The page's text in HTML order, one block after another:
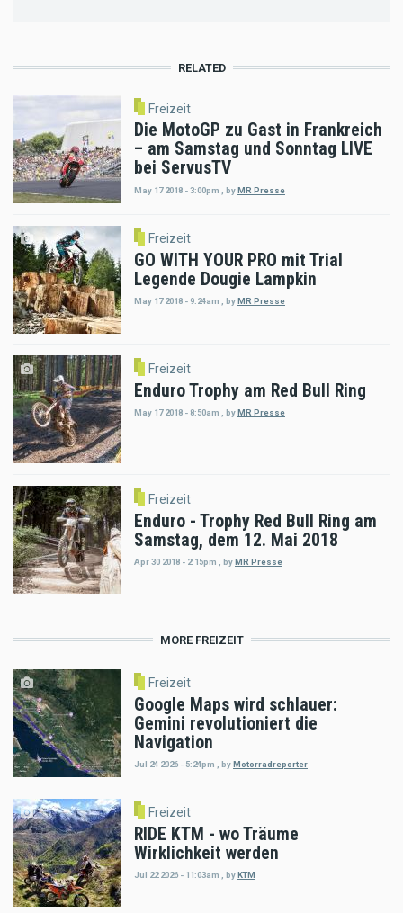
RELATED
Freizeit
Die MotoGP zu Gast in Frankreich
– am Samstag und Sonntag LIVE
bei ServusTV
May 17 2018 - 3:00pm byMR Presse
Freizeit
GO WITH YOUR PRO mit Trial
Legende Dougie Lampkin
May 17 2018 - 9:24am , by MR Presse
Freizeit
Enduro Trophy am Red Bull Ring
May 17 2018 - 8:50am byMR Presse
Freizeit
Enduro - Trophy Red Bull Ring am
Samstag, dem 12. Mai 2018
Apr 30 2018 - 2:15pm byMR Presse
MORE FREIZEIT
Freizeit
Google Maps wird schlauer:
Gemini revolutioniert die
Navigation
Jul 24 2026 - 5:24pm , byMotorradreporter
Freizeit
RIDE KTM - wo Träume
Wirklichkeit werden
Jul 22 2026 - 11:03am byKTM